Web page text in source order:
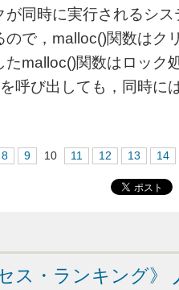
同時に実行されるシ
で，malloc()関数はク
たmalloc()関数はロック
呼び出しても，同時に
8 9 10 11 12 13 14
ス・ランキング》